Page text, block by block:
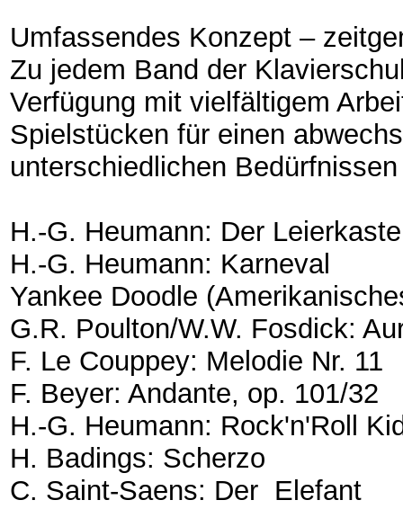
Umfassendes Konzept –
Zu jedem Band der
Verfügung mit vielfältigem
Spielstücken für einen
unterschiedlichen
H.-G. Heumann: Der
H.-G. Heumann: Karneval
Yankee Doodle
G.R. Poulton/W.W. Fosdick:
F. Le Couppey: Melodie Nr. 11
F. Beyer: Andante, op. 101/32
H.-G. Heumann: Rock'n'Roll
H. Badings: Scherzo
C. Saint-Saens: Der Elefant